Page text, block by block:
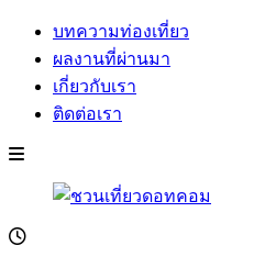
บทความท่องเที่ยว
ผลงานที่ผ่านมา
เกี่ยวกับเรา
ติดต่อเรา